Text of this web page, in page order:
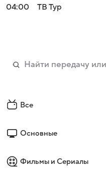
04:00
ТВ Тур
Все
Основные
Фильмы и Сериалы